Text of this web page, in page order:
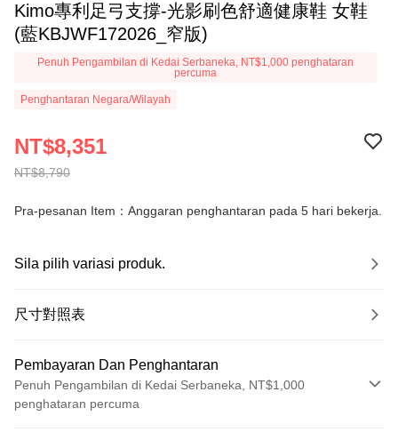
Kimo專利足弓支撐-光影刷色舒適健康鞋 女鞋
(藍KBJWF172026_窄版)
Penuh Pengambilan di Kedai Serbaneka, NT$1,000 penghataran
percuma
Penghantaran Negara/Wilayah
NT$8,790
NT$8,351
Pra-pesanan Item：Anggaran penghantaran pada 5 hari bekerja.
Sila pilih variasi produk.
尺寸對照表
Pembayaran Dan Penghantaran
Penuh Pengambilan di Kedai Serbaneka, NT$1,000
penghataran percuma